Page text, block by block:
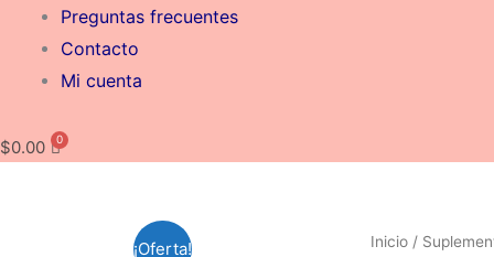
Preguntas frecuentes
Contacto
Mi cuenta
$0.00
¡Oferta! Inicio /
El
Oncoter